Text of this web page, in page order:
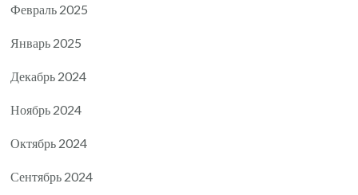
Февраль 2025
Январь 2025
Декабрь 2024
Ноябрь 2024
Октябрь 2024
Сентябрь 2024